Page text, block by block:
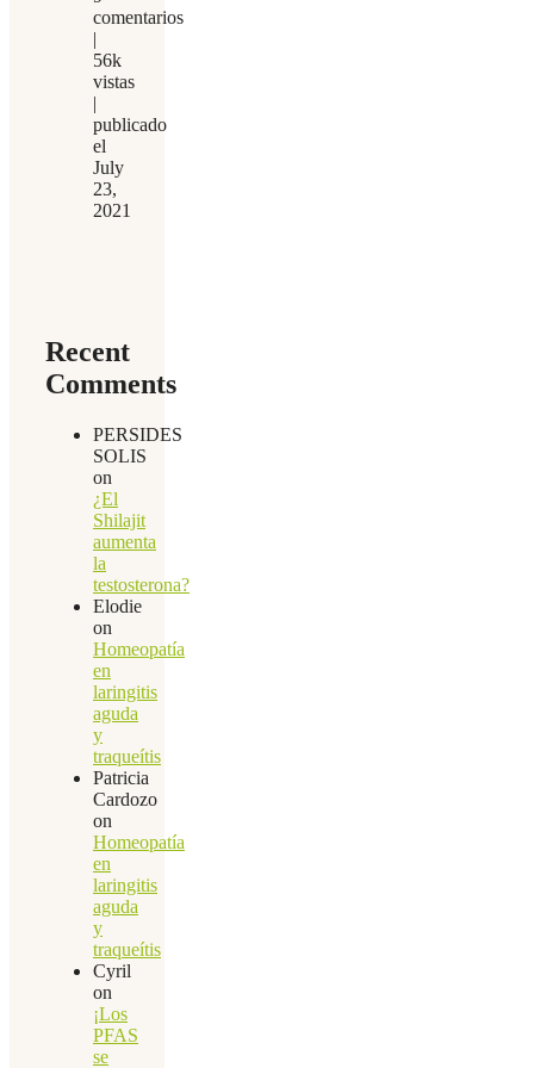
comentarios
|
56k
vistas
|
publicado
el
July
23,
2021
Recent
Comments
PERSIDES
SOLIS
on
¿El
Shilajit
aumenta
la
testosterona?
Elodie
on
Homeopatía
en
laringitis
aguda
y
traqueítis
Patricia
Cardozo
on
Homeopatía
en
laringitis
aguda
y
traqueítis
Cyril
on
¡Los
PFAS
se